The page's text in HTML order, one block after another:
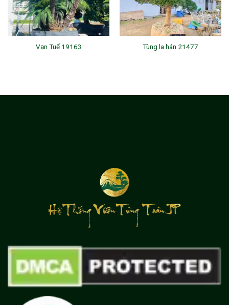
Vạn Tuế 19163 Tùng la hán 21477